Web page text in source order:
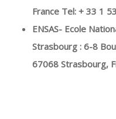
France Tel: + 33 1
ENSAS- Ecole
Strasbourg : 6-8
67068 Strasbourg,